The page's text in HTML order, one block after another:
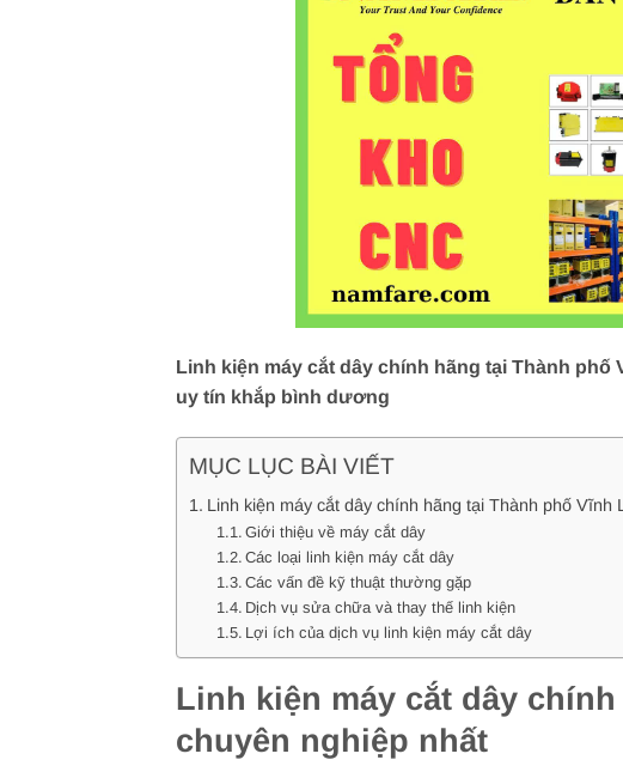
Linh kiện máy cắt dây chính hãng tại Thành
uy tín khắp bình dương
MỤC LỤC BÀI VIẾT
Linh kiện máy cắt dây chính hãng tại Thành phố Vĩnh
Giới thiệu về máy cắt dây
Các loại linh kiện máy cắt dây
Các vấn đề kỹ thuật thường gặp
Dịch vụ sửa chữa và thay thế linh kiện
Lợi ích của dịch vụ linh kiện máy cắt dây
Linh kiện máy cắt dây
chuyên nghiệp nhất